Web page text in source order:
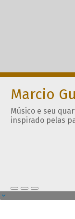
Marcio
Músico e seu
inspirado pelas